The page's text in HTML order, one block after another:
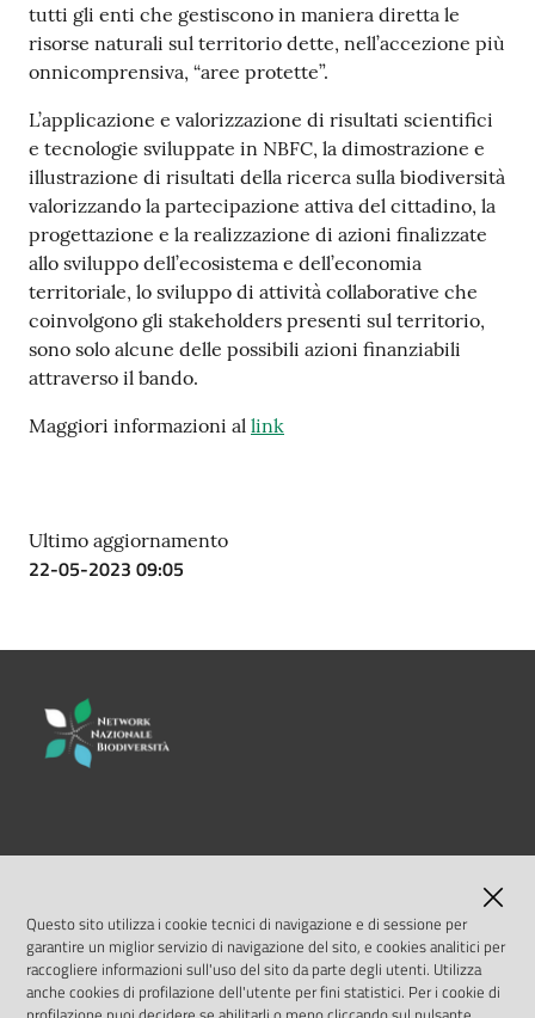
tutti gli enti che gestiscono in maniera diretta le
risorse naturali sul territorio dette, nell’accezione più
onnicomprensiva, “aree protette”.
L’applicazione e valorizzazione di risultati scientifici
e tecnologie sviluppate in NBFC, la dimostrazione e
illustrazione di risultati della ricerca sulla biodiversità
valorizzando la partecipazione attiva del cittadino, la
progettazione e la realizzazione di azioni finalizzate
allo sviluppo dell’ecosistema e dell’economia
territoriale, lo sviluppo di attività collaborative che
coinvolgono gli stakeholders presenti sul territorio,
sono solo alcune delle possibili azioni finanziabili
attraverso il bando.
Maggiori informazioni al link
Ultimo aggiornamento
22-05-2023 09:05
LINK UTILI
MASE
ISPRA
Questo sito utilizza i cookie tecnici di navigazione e di sessione per
garantire un miglior servizio di navigazione del sito, e cookies analitici per
raccogliere informazioni sull'uso del sito da parte degli utenti. Utilizza
anche cookies di profilazione dell'utente per fini statistici. Per i cookie di